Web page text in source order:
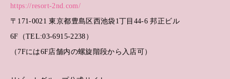
https://resort-2nd.com/
〒171-0021 東京都豊島区西池袋1丁目44-6 邦正ビル
6F（TEL:03-6915-2238）
（7Fには6F店舗内の螺旋階段から入店可）